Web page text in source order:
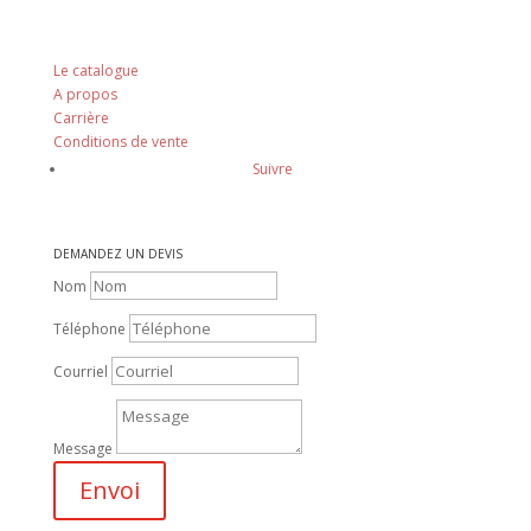
Le catalogue
A propos
Carrière
Conditions de vente
Suivre
DEMANDEZ UN DEVIS
Nom
Téléphone
Courriel
Message
Envoi